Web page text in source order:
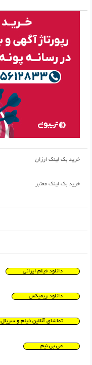
خرید بک لینک ارزان
خرید بک لینک معتبر
دانلود فیلم ایرانی
دانلود ریمیکس
تماشای آنلاین فیلم و سریال
می بی نیم